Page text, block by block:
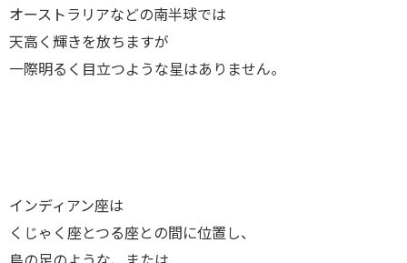
オーストラリアなどの南半球では
天高く輝きを放ちますが
一際明るく目立つような星はありません。
インディアン座は
くじゃく座とつる座との間に位置し、